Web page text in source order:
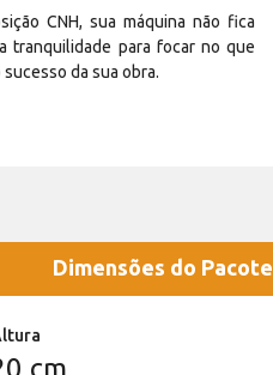
CNH, sua máquina não fica
tranquilidade para focar no que
da sua obra.
Dimensões do Pacote